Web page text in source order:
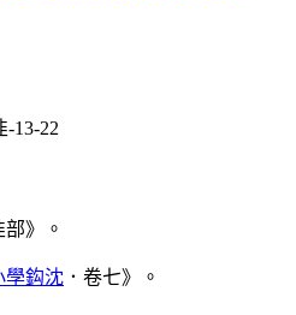
-13-22
部》。
學鈎沈 ．卷七》。